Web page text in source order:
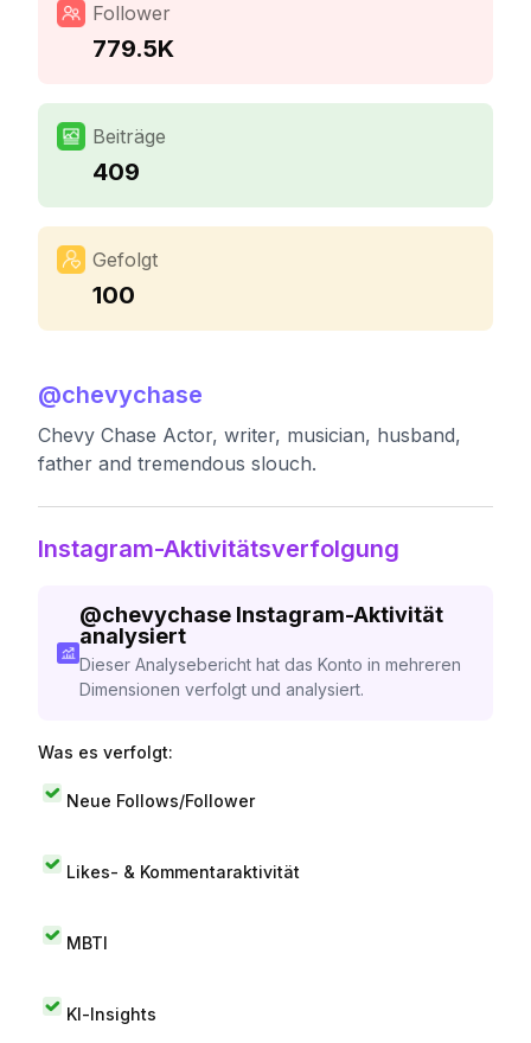
Follower
779.5K
Beiträge
409
Gefolgt
100
@chevychase
Chevy Chase Actor, writer, musician, husband,
father and tremendous slouch.
Instagram-Aktivitätsverfolgung
@chevychase Instagram-Aktivität
analysiert
Dieser Analysebericht hat das Konto in mehreren
Dimensionen verfolgt und analysiert.
Was es verfolgt:
Neue Follows/Follower
Likes- & Kommentaraktivität
MBTI
KI-Insights